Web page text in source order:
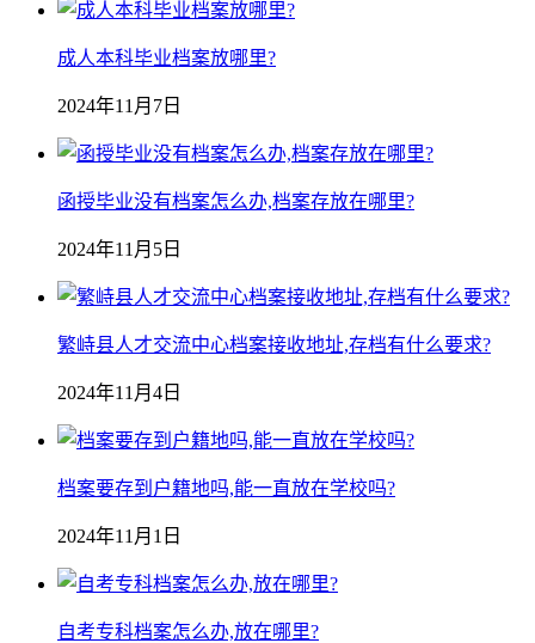
成人本科毕业档案放哪里?
2024年11月7日
函授毕业没有档案怎么办,档案存放在哪里?
2024年11月5日
繁峙县人才交流中心档案接收地址,存档有什么要求?
2024年11月4日
档案要存到户籍地吗,能一直放在学校吗?
2024年11月1日
自考专科档案怎么办,放在哪里?